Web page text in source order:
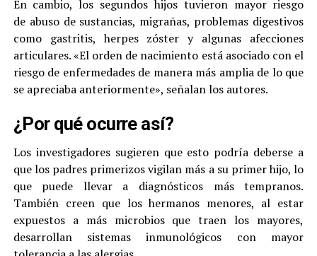
En cambio, los segundos hijos tuvieron mayor riesgo
de abuso de sustancias, migrañas, problemas digestivos
como gastritis, herpes zóster y algunas afecciones
articulares. «El orden de nacimiento está asociado con el
riesgo de enfermedades de manera más amplia de lo que
se apreciaba anteriormente», señalan los autores.
¿Por qué ocurre así?
Los investigadores sugieren que esto podría deberse a
que los padres primerizos vigilan más a su primer hijo, lo
que puede llevar a diagnósticos más tempranos.
También creen que los hermanos menores, al estar
expuestos a más microbios que traen los mayores,
desarrollan sistemas inmunológicos con mayor